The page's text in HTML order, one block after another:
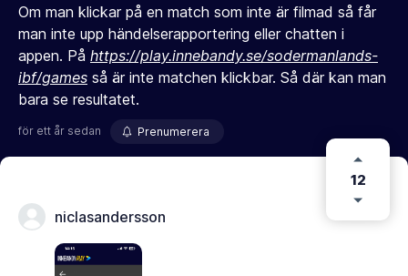
Om man klickar på en match som inte är filmad så får
man inte upp händelserapportering eller chatten i
appen. På https://play.innebandy.se/sodermanlands-
ibf/games så är inte matchen klickbar. Så där kan man
bara se resultatet.
för ett år sedan Prenumerera
12
niclasandersson